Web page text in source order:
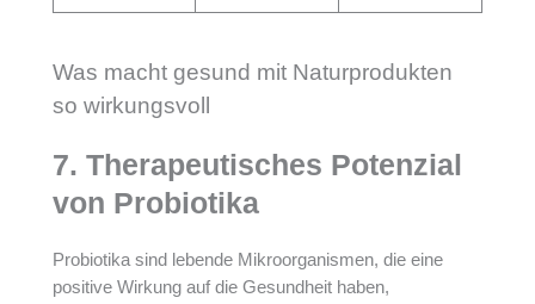
Was macht gesund mit Naturprodukten
so wirkungsvoll
7. Therapeutisches Potenzial
von Probiotika
Probiotika sind lebende Mikroorganismen, die eine
positive Wirkung auf die Gesundheit haben,